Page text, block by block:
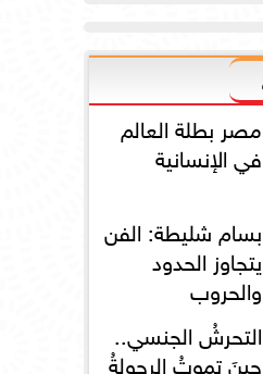
مصر بطلة العالم
في الإنسانية
بسام شليطة: الفن
يتجاوز الحدود
والحروب
التحرشُ الجنسي..
حينَ تموتُ الرجولةُ